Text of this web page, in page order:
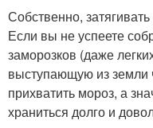
Собственно,
Если вы не успеете
заморозков (даже
выступающую из земли
прихватить мороз, а
храниться долго и